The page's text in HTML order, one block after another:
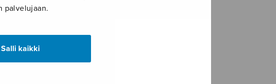
palvelujaan.
Salli kaikki